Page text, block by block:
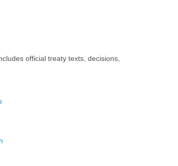
official treaty texts, decisions,